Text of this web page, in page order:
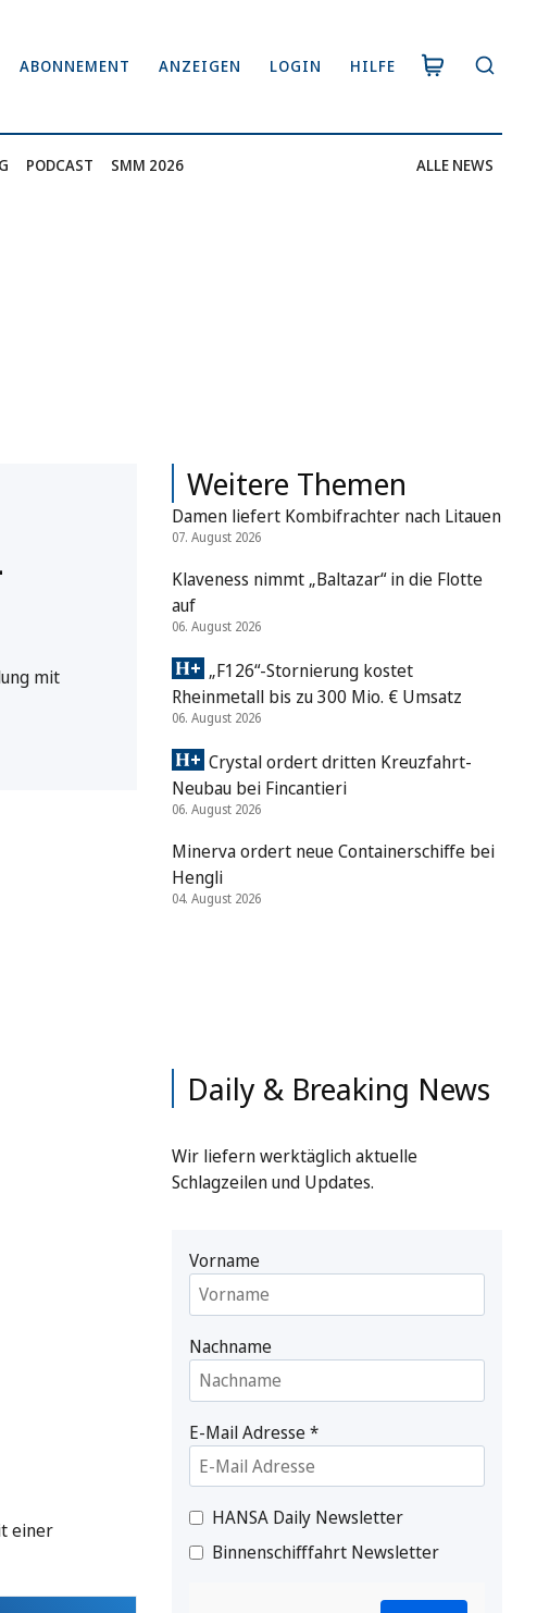
ABONNEMENT ANZEIGEN LOGIN HILFE
PODCAST SMM 2026 ALLE NEWS
mit
einer
Weitere Themen
Damen liefert Kombifrachter nach Litauen
07. August 2026
Klaveness nimmt „Baltazar“ in die Flotte
auf
06. August 2026
„F126“-Stornierung kostet
Rheinmetall bis zu 300 Mio. € Umsatz
06. August 2026
Crystal ordert dritten Kreuzfahrt-
Neubau bei Fincantieri
06. August 2026
Minerva ordert neue Containerschiffe bei
Hengli
04. August 2026
Daily & Breaking News
Wir liefern werktäglich aktuelle
Schlagzeilen und Updates.
Vorname
Nachname
E-Mail Adresse*
HANSA Daily Newsletter
Binnenschifffahrt Newsletter